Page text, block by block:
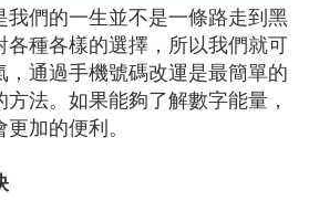
們的一生並不是一條路走到黑
各種各樣的選擇，所以我們就可
通過手機號碼改運是最簡單的
法。如果能夠了解數字能量，
加的便利。